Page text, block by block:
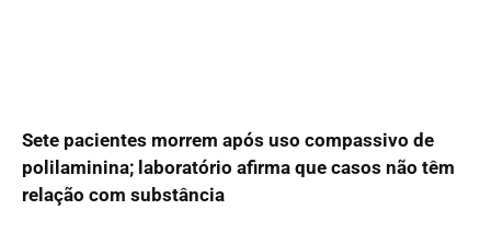
Sete pacientes morrem após uso compassivo de
polilaminina; laboratório afirma que casos não têm
relação com substância